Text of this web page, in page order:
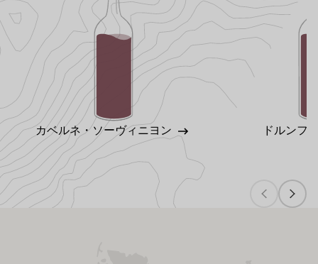
カベルネ・ソーヴィニヨン ドルンフ